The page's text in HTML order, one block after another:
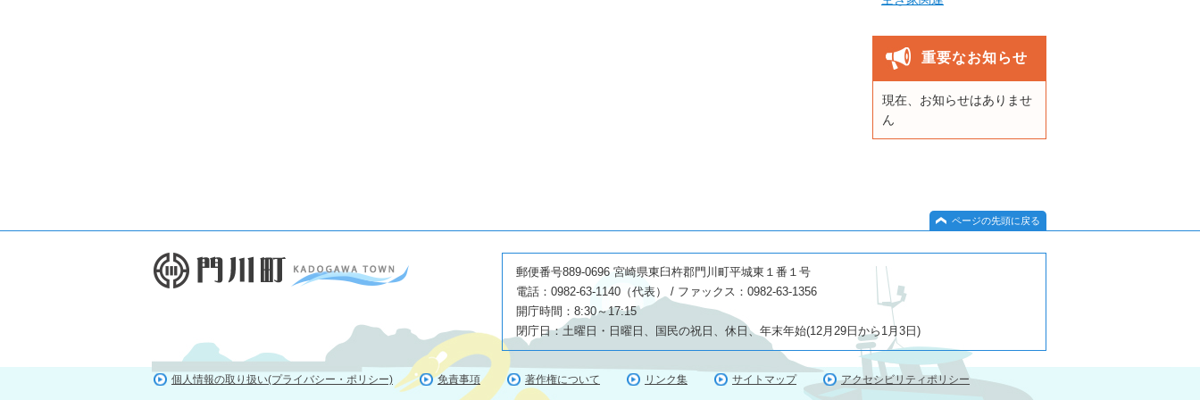
重要なお知らせ
現在、お知らせはありませ
ん
ページの先頭に戻る
郵便番号889-0696 宮崎県東臼杵郡門川町平城東１番１号
電話：0982-63-1140（代表） / ファックス：0982-63-1356
開庁時間：8:30～17:15
閉庁日：土曜日・日曜日、国民の祝日、休日、年末年始(12月29日から1月3日)
個人情報の取り扱い(プライバシー・ポリシー) 免責事項 著作権について リンク集 サイトマップ アクセシビリティポリシー